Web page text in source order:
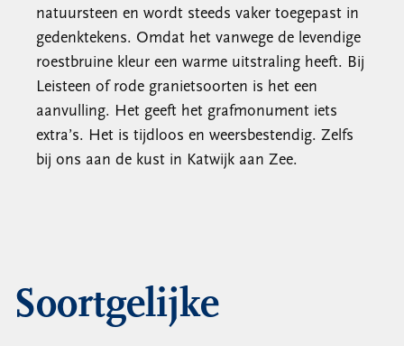
natuursteen en wordt steeds vaker toegepast in
gedenktekens. Omdat het vanwege de levendige
roestbruine kleur een warme uitstraling heeft. Bij
Leisteen of rode granietsoorten is het een
aanvulling. Het geeft het grafmonument iets
extra’s. Het is tijdloos en weersbestendig. Zelfs
bij ons aan de kust in Katwijk aan Zee.
Soortgelijke